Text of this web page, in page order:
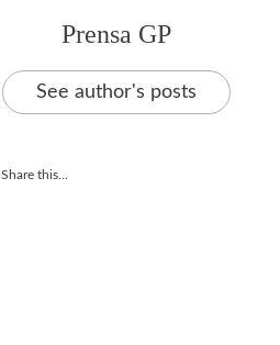
Prensa GP
See author's posts
Share this...